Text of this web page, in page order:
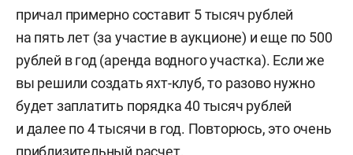
причал примерно составит 5 тысяч рублей
на пять лет (за участие в аукционе) и еще по 500
рублей в год (аренда водного участка). Если же
вы решили создать яхт-клуб, то разово нужно
будет заплатить порядка 40 тысяч рублей
и далее по 4 тысячи в год. Повторюсь, это очень
приблизительный расчет.